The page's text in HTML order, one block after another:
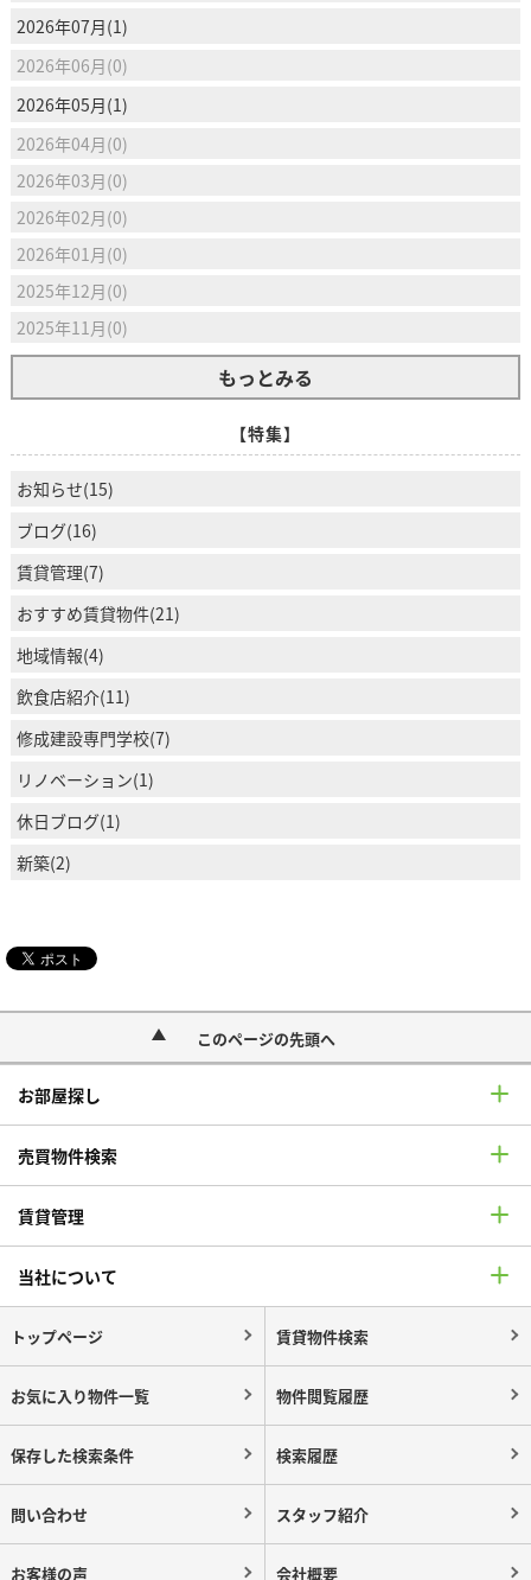
2026年07月(1)
2026年06月(0)
2026年05月(1)
2026年04月(0)
2026年03月(0)
2026年02月(0)
2026年01月(0)
2025年12月(0)
2025年11月(0)
もっとみる
【特集】
お知らせ(15)
ブログ(16)
賃貸管理(7)
おすすめ賃貸物件(21)
地域情報(4)
飲食店紹介(11)
修成建設専門学校(7)
リノベーション(1)
休日ブログ(1)
新築(2)
このページの先頭へ
お部屋探し
売買物件検索
賃貸管理
当社について
トップページ 賃貸物件検索
お気に入り物件一覧 物件閲覧履歴
保存した検索条件 検索履歴
問い合わせ スタッフ紹介
お客様の声 会社概要